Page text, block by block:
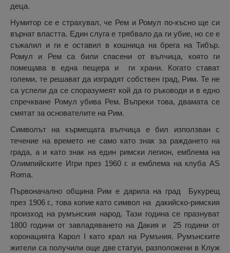
деца.
Нумитор се е страхувал, че Рем и Ромул по-късно ще си
върнат властта. Един слуга е трябвало да ги убие, но се е
съжалил и ги е оставил в кошница на брега на Тибър.
Ромул и Рем са били спасени от вълчица, която ги
помещава в една пещера и ги храни. Когато стават
големи, те решават да изградят собствен град, Рим. Те не
са успели да се споразумеят кой да го ръководи и в едно
спречкване Ромул убива Рем. Въпреки това, двамата се
смятат за основателите на Рим.
Символът на кърмещата вълчица е бил използван с
течение на времето не само като знак за раждането на
града, а и като знак на един римски легион, емблема на
Олимпийските Игри през 1960 г. и емблема на клуба AS
Roma.
Първоначално община Рим е дарила на град Букурещ
през 1906 г., това копие като символ на дакийско-римския
произход на румънския народ. Тази година се празнуват
1800 години от завладяването на Дакия и 25 години от
коронацията Карол I като крал на Румъния. Румънските
жители са получили още две статуи, разположени в Клуж